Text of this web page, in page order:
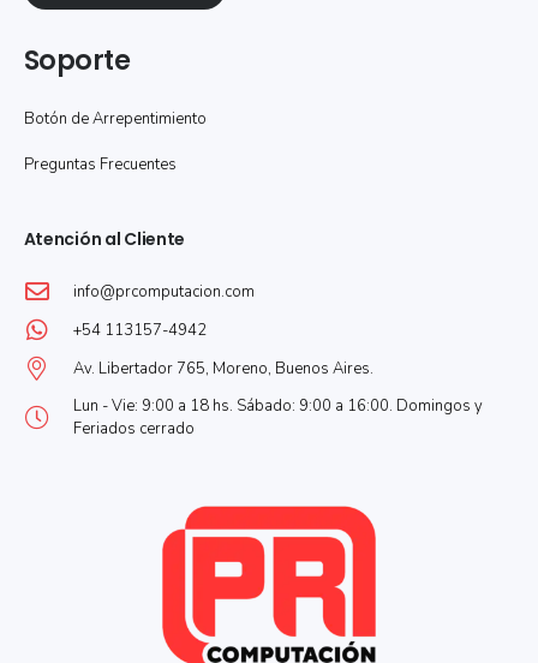
Soporte
Botón de Arrepentimiento
Preguntas Frecuentes
Atención al Cliente
info@prcomputacion.com
+54 113157-4942
Av. Libertador 765, Moreno, Buenos Aires.
Lun - Vie: 9:00 a 18 hs. Sábado: 9:00 a 16:00. Domingos y
Feriados cerrado